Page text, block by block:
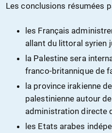
Les conclusions résumées
les Français
allant du littoral syrien
la Palestine sera
franco-britannique de
la province irakienne
palestinienne autour
administration directe
les Etats arabes